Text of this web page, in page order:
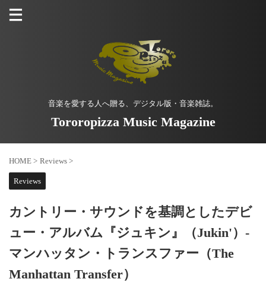
音楽を愛する人へ贈る、デジタル版・音楽雑誌。
Tororopizza Music Magazine
HOME > Reviews >
Reviews
カントリー・サウンドを基調としたデビ
ュー・アルバム『ジュキン』（Jukin'）-
マンハッタン・トランスファー（The
Manhattan Transfer）